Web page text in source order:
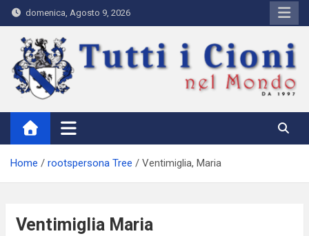
Skip
to
content
domenica, Agosto 9, 2026
Tutti i Cioni nel Mondo
Where Cioni`s come from
Home rootspersona Tree Ventimiglia, Maria
Ventimiglia Maria